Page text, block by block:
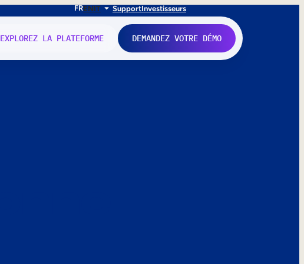
FRENIT SupportInvestisseurs
EXPLOREZ LA PLATEFORME DEMANDEZ VOTRE DÉMO